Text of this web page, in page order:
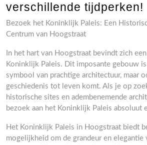
verschillende tijdperken!
Bezoek het Koninklijk Paleis: Een
Centrum van Hoogstraat
In het hart van Hoogstraat bevindt zich
Koninklijk Paleis. Dit imposante gebouw
symbool van prachtige architectuur, maar
geschiedenis tot leven komt. Als je op
historische sites en adembenemende
bezoek aan het Koninklijk Paleis absoluut
Het Koninklijk Paleis in Hoogstraat biedt
mogelijkheid om de grandeur en